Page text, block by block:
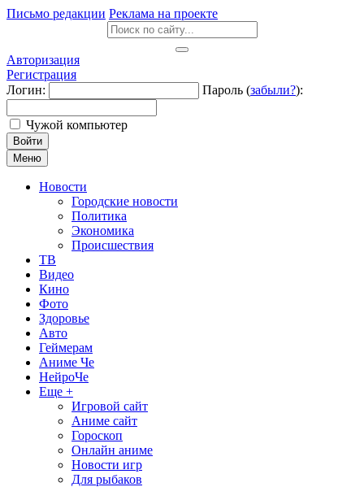
Письмо редакции Реклама на проекте
Авторизация
Регистрация
Логин:
Пароль (забыли?):
Чужой компьютер
Войти
Меню
Новости
Городские новости
Политика
Экономика
Происшествия
ТВ
Видео
Кино
Фото
Здоровье
Авто
Геймерам
Аниме Че
НейроЧе
Еще +
Игровой сайт
Аниме сайт
Гороскоп
Онлайн аниме
Новости игр
Для рыбаков